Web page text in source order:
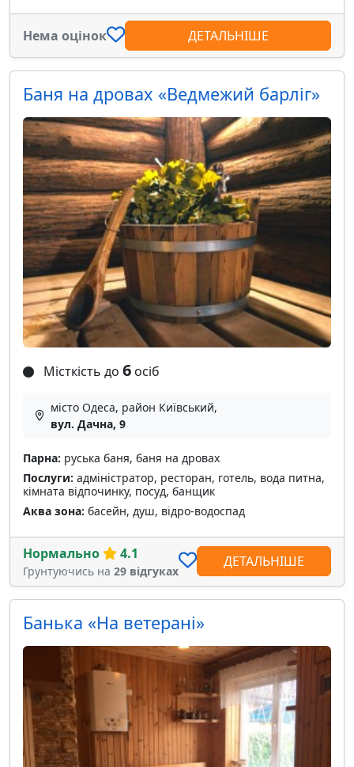
Нема оцінок ДЕТАЛЬНІШЕ
Баня на дровах «Ведмежий барліг»
Місткість до 6 осіб
місто Одеса, район Київський,
вул. Дачна, 9
Парна: руська баня, баня на дровах
Послуги: адміністратор, ресторан, готель, вода питна,
кімната відпочинку, посуд, банщик
Аква зона: басейн, душ, відро-водоспад
Нормально 4.1
Грунтуючись на 29 відгуках
ДЕТАЛЬНІШЕ
Банька «На ветерані»